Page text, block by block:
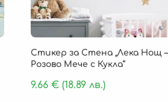
Стикер за Стена „Лека Нощ –
Розово Мече с Кукла“
9.66 €(18.89 лв.)